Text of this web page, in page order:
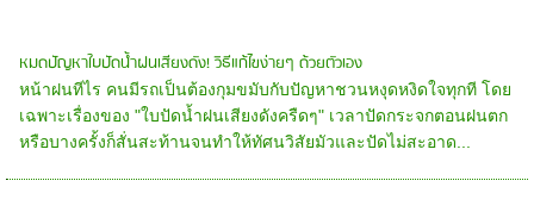
หมดปัญหาใบปัดน้ำฝนเสียงดัง! วิธีแก้ไขง่ายๆ ด้วยตัวเอง
หน้าฝนทีไร คนมีรถเป็นต้องกุมขมับกับปัญหาชวนหงุดหงิดใจทุกที โดย
เฉพาะเรื่องของ "ใบปัดน้ำฝนเสียงดังครืดๆ" เวลาปัดกระจกตอนฝนตก
หรือบางครั้งก็สั่นสะท้านจนทำให้ทัศนวิสัยมัวและปัดไม่สะอาด...